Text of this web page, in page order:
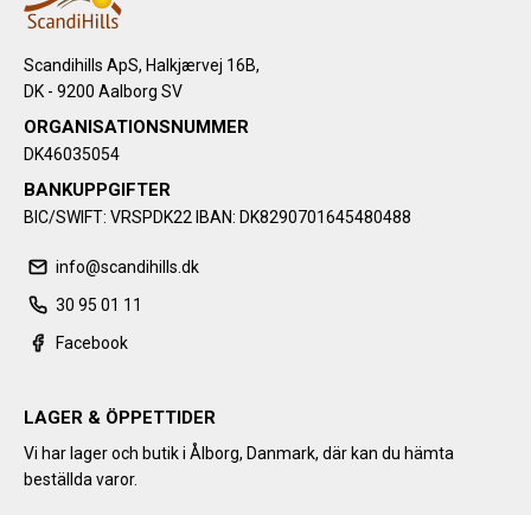
Scandihills ApS, Halkjærvej 16B,
DK - 9200 Aalborg SV
ORGANISATIONSNUMMER
DK46035054
BANKUPPGIFTER
BIC/SWIFT: VRSPDK22 IBAN: DK8290701645480488
info@scandihills.dk
30 95 01 11
Facebook
LAGER & ÖPPETTIDER
Vi har lager och butik i Ålborg, Danmark, där kan du hämta
beställda varor.